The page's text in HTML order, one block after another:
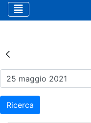
Risultati
Ricerca